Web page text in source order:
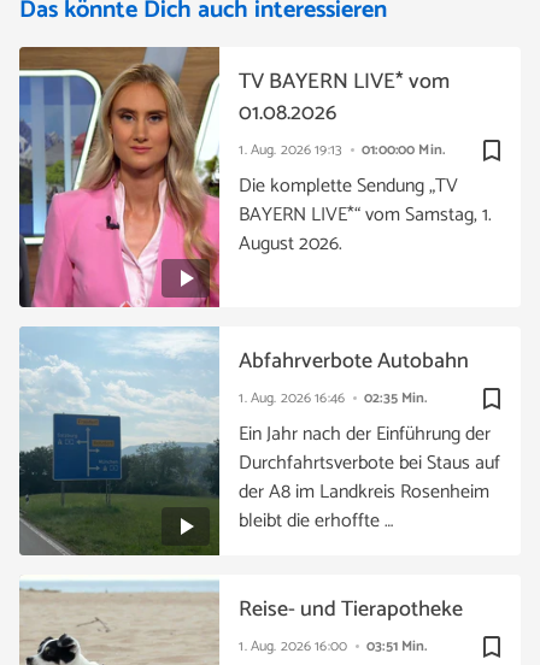
Das könnte Dich auch interessieren
bookmark_border
1. Aug. 202619:13 01:00:00 Min.
TV BAYERN LIVE* vom
01.08.2026
Die komplette Sendung „TV
BAYERN LIVE*“ vom Samstag, 1.
August 2026.
bookmark_border
1. Aug. 202616:46 02:35 Min.
Abfahrverbote Autobahn
Ein Jahr nach der Einführung der
Durchfahrtsverbote bei Staus auf
der A8 im Landkreis Rosenheim
bleibt die erhoffte …
bookmark_border
1. Aug. 202616:00 03:51 Min.
Reise- und Tierapotheke